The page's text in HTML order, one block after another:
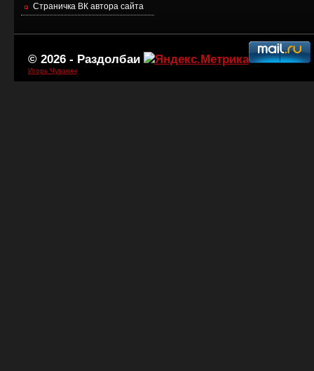
Страничка ВК автора сайта
© 2026 - Раздолбаи
Игорь Чувакин